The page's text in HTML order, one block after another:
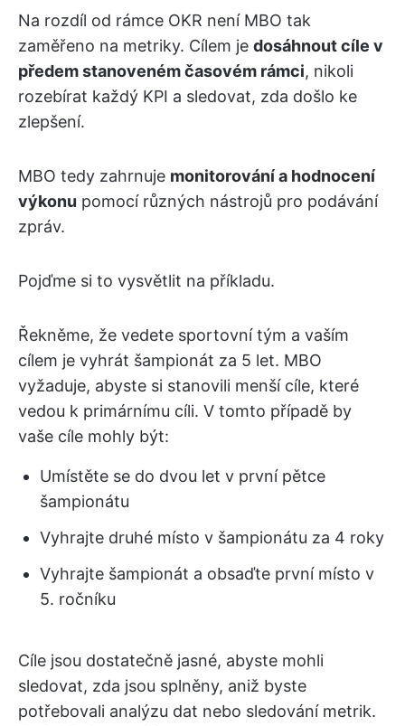
Na rozdíl od rámce OKR není MBO tak
zaměřeno na metriky. Cílem je dosáhnout cíle v
předem stanoveném časovém rámci, nikoli
rozebírat každý KPI a sledovat, zda došlo ke
zlepšení.
MBO tedy zahrnuje monitorování a hodnocení
výkonu pomocí různých nástrojů pro podávání
zpráv.
Pojďme si to vysvětlit na příkladu.
Řekněme, že vedete sportovní tým a vaším
cílem je vyhrát šampionát za 5 let. MBO
vyžaduje, abyste si stanovili menší cíle, které
vedou k primárnímu cíli. V tomto případě by
vaše cíle mohly být:
Umístěte se do dvou let v první pětce
šampionátu
Vyhrajte druhé místo v šampionátu za 4 roky
Vyhrajte šampionát a obsaďte první místo v
5. ročníku
Cíle jsou dostatečně jasné, abyste mohli
sledovat, zda jsou splněny, aniž byste
potřebovali analýzu dat nebo sledování metrik.